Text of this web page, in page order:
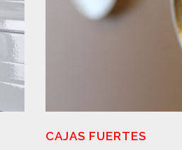
CAJAS FUERTES